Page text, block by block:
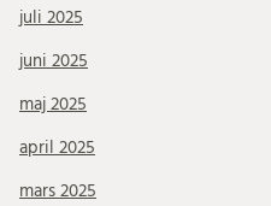
juli 2025
juni 2025
maj 2025
april 2025
mars 2025